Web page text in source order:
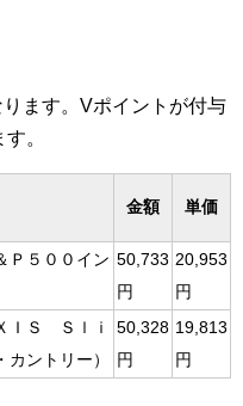
ます。Vポイントが付与
。
金額 単価
Ｐ５００イン 50,733
円
20,953
円
ＩＳ Ｓｌｉ
ントリー）
50,328
円
19,813
円